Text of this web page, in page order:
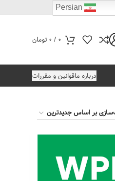
0
/
0 تومان
درباره ماقوانین و مقررات